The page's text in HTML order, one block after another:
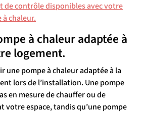
de contrôle disponibles avec votre
chaleur.
à chaleur adaptée à
logement.
une pompe à chaleur adaptée à la
lors de l’installation. Une pompe
en mesure de chauffer ou de
votre espace, tandis qu’une pompe